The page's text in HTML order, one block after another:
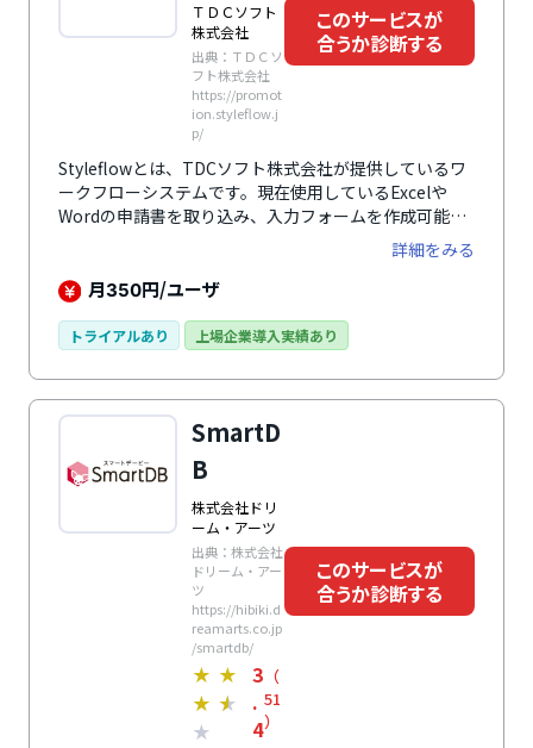
ＴＤＣソフト
株式会社
出典：ＴＤＣソ
フト株式会社
https://promot
ion.styleflow.j
p/
このサービスが
合うか診断する
Styleflowとは、TDCソフト株式会社が提供しているワ
ークフローシステムです。現在使用しているExcelや
Wordの申請書を取り込み、入力フォームを作成可能。
利用中のOffice文書のレイアウトをそのまま再現できる
ので、紙から電子への移行もスムーズです。承認ルート
の設定が柔軟なのが特徴で、特定の個人や部門などに加
OK。部門をまたいだプロジェクトなどでも活用できま
トを分岐させることもでき、確実に正しい承認ルートで
申請処理を行えます。
詳細をみる
月350円/ユーザ
トライアルあり 上場企業導入実績あり
SmartD
B
株式会社ドリ
ーム・アーツ
出典：株式会社
ドリーム・アー
ツ
https://hibiki.d
reamarts.co.jp
/smartdb/
★ ★
★ ★
★
3
.
4
（
51
）
このサービスが
合うか診断する